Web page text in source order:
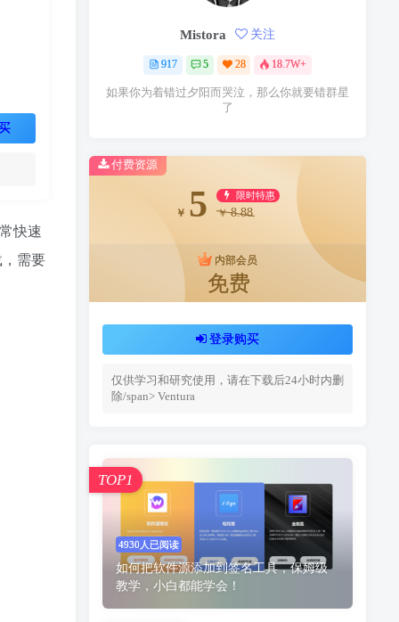
快速
需要
Mistora 关注
917 5 28 18.7W+
如果你为着错过夕阳而哭泣，那么你就要错群星
了
付费资源
￥ 5 限时特惠
￥ 8.88
内部会员
免费
登录购买
仅供学习和研究使用，请在下载后24小时内删
除/span> Ventura
4930人已阅读
如何把软件源添加到签名工具，保姆级
教学，小白都能学会！
TOP1